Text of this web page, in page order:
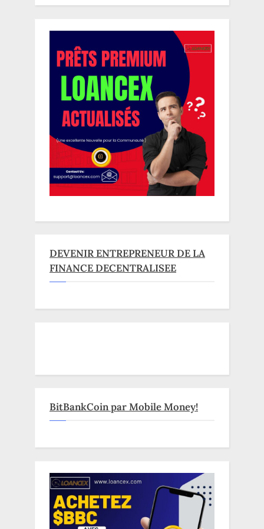
DEVENIR ENTREPRENEUR DE LA
FINANCE DECENTRALISEE
BitBankCoin par Mobile Money!